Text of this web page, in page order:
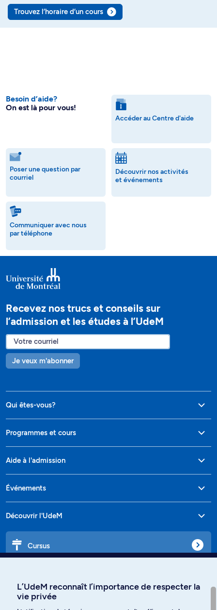
Trouvez l’horaire d’un cours
Besoin d’aide?
On est là pour vous!
Accéder au Centre d'aide
Poser une question par
courriel
Découvrir nos activités
et événements
Communiquer avec nous
par téléphone
Recevez nos trucs et conseils sur
l’admission et les études à l’UdeM
Je veux m'abonner
Qui êtes-vous?
Programmes et cours
Aide à l'admission
Événements
Découvrir l'UdeM
Cursus
L’UdeM reconnaît l’importance de respecter la
vie privée